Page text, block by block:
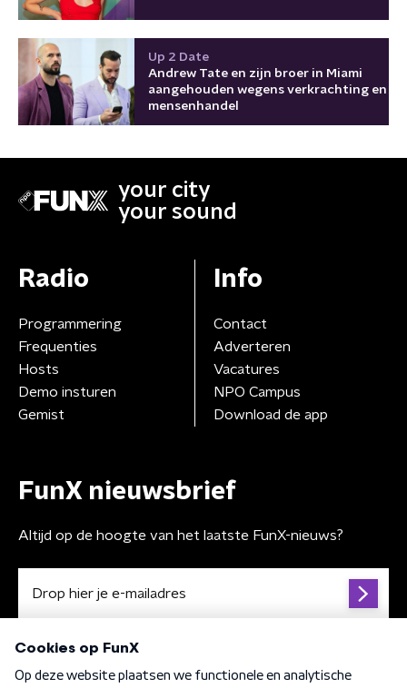
Up 2 Date
Andrew Tate en zijn broer in Miami
aangehouden wegens verkrachting en
mensenhandel
your city
your sound
Radio
Programmering
Frequenties
Hosts
Demo insturen
Gemist
Info
Contact
Adverteren
Vacatures
NPO Campus
Download de app
FunX nieuwsbrief
Altijd op de hoogte van het laatste FunX-nieuws?